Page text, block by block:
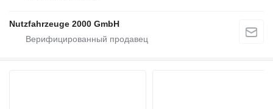
Nutzfahrzeuge 2000 GmbH